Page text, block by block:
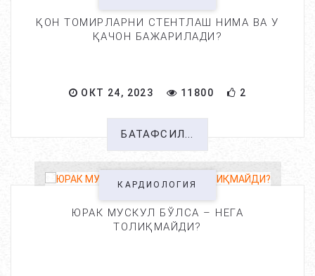
ҚОН ТОМИРЛАРНИ СТЕНТЛАШ НИМА ВА У
ҚАЧОН БАЖАРИЛАДИ?
ОКТ 24, 2023 11800 2
БАТАФСИЛ...
КАРДИОЛОГИЯ
ЮРАК МУСКУЛ БЎЛСА – НЕГА
ТОЛИҚМАЙДИ?